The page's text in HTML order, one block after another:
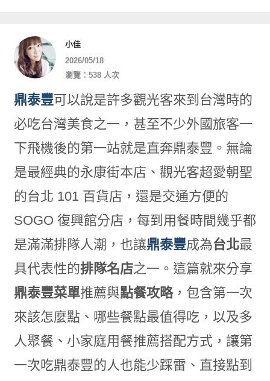
小佳
2026/05/18
瀏覽：538 人次
鼎泰豐可以說是許多觀光客來到台灣時的
必吃台灣美食之一，甚至不少外國旅客一
下飛機後的第一站就是直奔鼎泰豐。無論
是最經典的永康街本店、觀光客超愛朝聖
的台北 101 百貨店，還是交通方便的
SOGO 復興館分店，每到用餐時間幾乎都
是滿滿排隊人潮，也讓鼎泰豐成為台北最
具代表性的排隊名店之一。這篇就來分享
鼎泰豐菜單推薦與點餐攻略，包含第一次
來該怎麼點、哪些餐點最值得吃，以及多
人聚餐、小家庭用餐推薦搭配方式，讓第
一次吃鼎泰豐的人也能少踩雷、直接點到